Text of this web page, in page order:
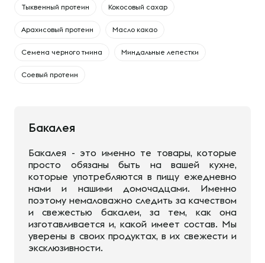
Тыквенный протеин Кокосовый сахар
Арахисовый протеин Масло какао
Семена черного тмина Миндальные лепестки
Соевый протеин
Бакалея
Бакалея - это именно те товары, которые
просто обязаны быть на вашей кухне,
которые употребляются в пищу ежедневно
нами и нашими домочадцами. Именно
поэтому немаловажно следить за качеством
и свежестью бакалеи, за тем, как она
изготавливается и, какой имеет состав. Мы
уверены в своих продуктах, в их свежести и
эксклюзивности.